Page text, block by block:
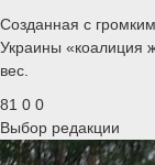
Созданная с
Украины «коалиция
вес.
81 0 0
Выбор редакции